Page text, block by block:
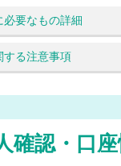
必要なもの詳細
する注意事項
確認・口